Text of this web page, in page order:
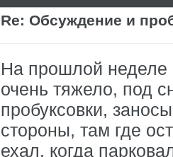
Re: Обсуждение и
На прошлой неделе
очень тяжело, под
пробуксовки,
стороны, там где
ехал. когда